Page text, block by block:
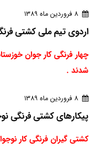
8 فروردين ماه 1389
اردوی تیم ملی کشتی
چهار فرنگی کار جوان
شدند .
8 فروردين ماه 1389
پیکارهای کشتی فرنگی
کشتی گیران فرنگی کار